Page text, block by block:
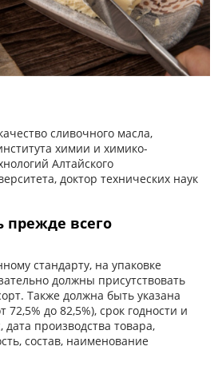
сливочного масла,
химии и химико-
Алтайского
доктор технических наук
прежде всего
стандарту, на упаковке
должны присутствовать
Также должна быть указана
72,5% до 82,5%), срок годности и
дата производства товара,
состав, наименование